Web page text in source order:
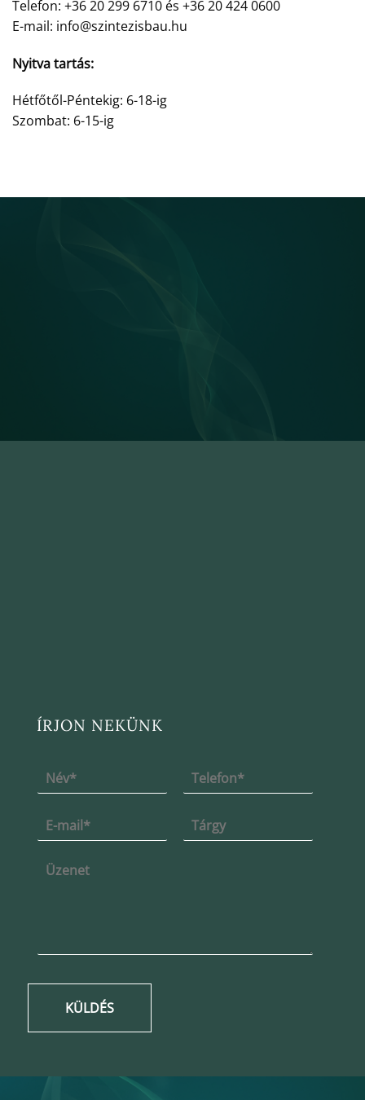
Telefon: +36 20 299 6710 és +36 20 424 0600
E-mail: info@szintezisbau.hu
Nyitva tartás:
Hétfőtől-Péntekig: 6-18-ig
Szombat: 6-15-ig
ÍRJON NEKÜNK
KÜLDÉS